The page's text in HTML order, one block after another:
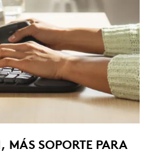
MÁS SOPORTE PARA